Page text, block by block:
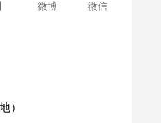
微博 微信
）